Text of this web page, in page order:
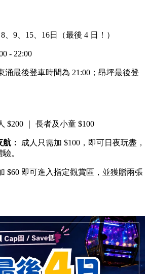
、9、15、16日（最後 4 日！）
- 22:00
涌最後登車時間為 21:00；昂坪最後登
$200 ｜ 長者及小童 $100
：
成人只需加 $100，即可日夜玩盡，
。
$60 即可進入指定觀賞區，並獲贈兩張